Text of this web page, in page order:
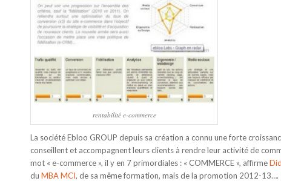
rentabilité e-commerce
La société Ebloo GROUP depuis sa création a connu une forte
conseillent et accompagnent leurs clients à rendre leur activité de
mot « e-commerce », il y en 7 primordiales : « COMMERCE », affirme
du MBA MCI, de sa même formation, mais de la promotion 2012-13….